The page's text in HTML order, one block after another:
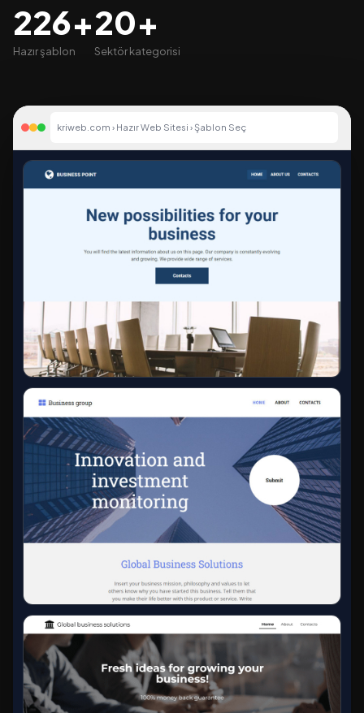
226+
Hazır şablon
20+
Sektör kategorisi
kriweb.com › Hazır Web Sitesi › Şablon Seç